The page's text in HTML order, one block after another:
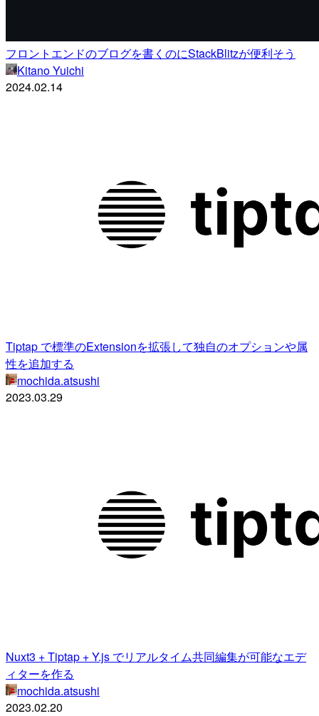
フロントエンドのブログを書くのにStackBlitzが便利そう
Kitano Yuichi
2024.02.14
Tiptap で標準のExtensionを拡張して独自のオプションや属
性を追加する
mochida.atsushi
2023.03.29
Nuxt3 + Tiptap + Y.js でリアルタイム共同編集が可能なエデ
ィターを作る
mochida.atsushi
2023.02.20